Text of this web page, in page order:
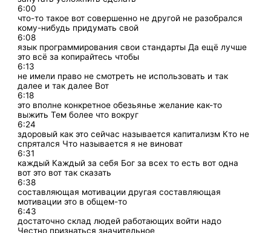
6:00
что-то такое вот совершенно не другой не разобрался
кому-нибудь придумать свой
6:08
язык программирования свои стандарты Да ещё лучше
это всё за копирайтесь чтобы
6:13
не имели право не смотреть не использовать и так
далее и так далее Вот
6:18
это вполне конкретное обезьянье желание как-то
выжить Тем более что вокруг
6:24
здоровый как это сейчас называется капитализм Кто не
спрятался Что называется я не виноват
6:31
каждый Каждый за себя Бог за всех то есть вот одна
вот это вот так сказать
6:38
составляющая мотивации другая составляющая
мотивации это в общем-то
6:43
достаточно склад людей работающих войти надо
Честно признаться значительное